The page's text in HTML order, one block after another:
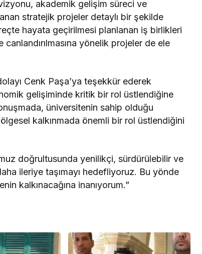
akademik gelişim süreci ve
stratejik projeler detaylı bir şekilde
hayata geçirilmesi planlanan iş birlikleri
yönelik projeler de ele
Cenk Paşa’ya teşekkür ederek
gelişiminde kritik bir rol üstlendiğine
üniversitenin sahip olduğu
kalkınmada önemli bir rol üstlendiğini
doğrultusunda yenilikçi, sürdürülebilir ve
ileriye taşımayı hedefliyoruz. Bu yönde
kalkınacağına inanıyorum.”